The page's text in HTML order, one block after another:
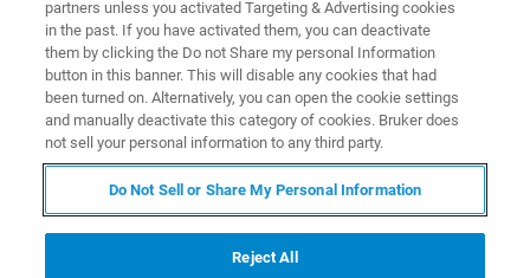
partners unless you activated Targeting & Advertising cookies
in the past. If you have activated them, you can deactivate
them by clicking the Do not Share my personal Information
button in this banner. This will disable any cookies that had
been turned on. Alternatively, you can open the cookie settings
and manually deactivate this category of cookies. Bruker does
not sell your personal information to any third party.
Do Not Sell or Share My Personal Information
Reject All